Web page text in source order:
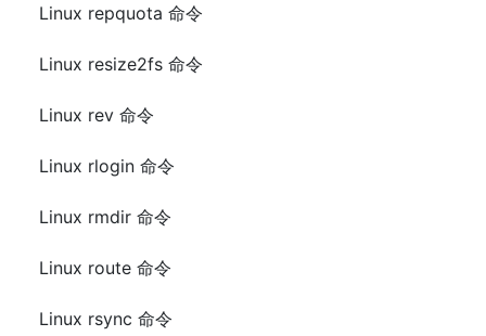
Linux repquota 命令
Linux resize2fs 命令
Linux rev 命令
Linux rlogin 命令
Linux rmdir 命令
Linux route 命令
Linux rsync 命令